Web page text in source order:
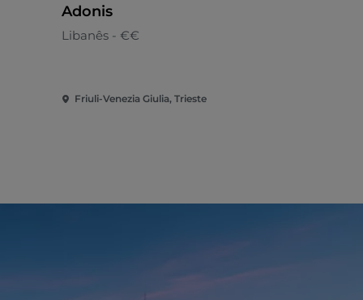
Adonis
Libanês - €€
Friuli-Venezia Giulia, Trieste